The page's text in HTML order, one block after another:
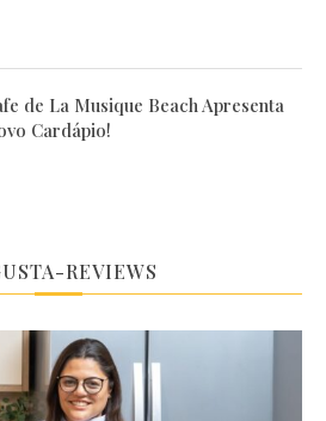
de La Musique Beach Apresenta
Cardápio!
REVIEWS